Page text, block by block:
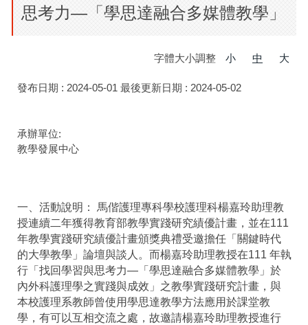
思考力—「學思達融合多媒體教學」
字體大小調整 小 中 大
發布日期 : 2024-05-01 最後更新日期 : 2024-05-02
承辦單位:
教學發展中心
一、活動說明： 馬偕護理專科學校護理科楊嘉玲助理教
授連續二年獲得教育部教學實踐研究績優計畫，並在111
年教學實踐研究績優計畫頒獎典禮受邀擔任「關鍵時代
的大學教學」論壇與談人。而楊嘉玲助理教授在111 年執
行「找回學習與思考力—「學思達融合多媒體教學」於
內外科護理學之實踐與成效」之教學實踐研究計畫，與
本校護理系教師曾使用學思達教學方法應用於課堂教
學，有可以互相交流之處，故邀請楊嘉玲助理教授進行